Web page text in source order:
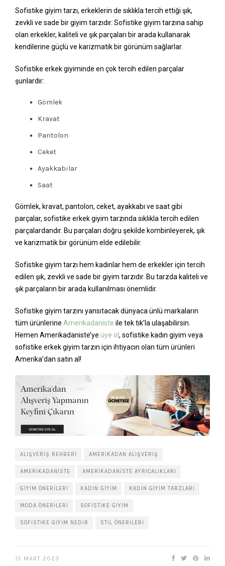
Sofistike giyim tarzı, erkeklerin de sıklıkla tercih ettiği şık,
zevkli ve sade bir giyim tarzıdır. Sofistike giyim tarzına sahip
olan erkekler, kaliteli ve şık parçaları bir arada kullanarak
kendilerine güçlü ve karizmatik bir görünüm sağlarlar.
Sofistike erkek giyiminde en çok tercih edilen parçalar
şunlardır:
Gömlek
Kravat
Pantolon
Ceket
Ayakkabılar
Saat
Gömlek, kravat, pantolon, ceket, ayakkabı ve saat gibi
parçalar, sofistike erkek giyim tarzında sıklıkla tercih edilen
parçalardandır. Bu parçaları doğru şekilde kombinleyerek, şık
ve karizmatik bir görünüm elde edilebilir.
Sofistike giyim tarzı hem kadınlar hem de erkekler için tercih
edilen şık, zevkli ve sade bir giyim tarzıdır. Bu tarzda kaliteli ve
şık parçaların bir arada kullanılması önemlidir.
Sofistike giyim tarzını yansıtacak dünyaca ünlü markaların
tüm ürünlerine Amerikadaniste ile tek tık’la ulaşabilirsin.
Hemen Amerikadaniste’ye üye ol , sofistike kadın giyim veya
sofistike erkek giyim tarzın için ihtiyacın olan tüm ürünleri
Amerika’dan satın al!
ALIŞVERIŞ REHBERI AMERIKADAN ALIŞVERIŞ
AMERIKADANISTE AMERIKADANISTE AYRICALIKLARI
GIYIM ÖNERILERI KADIN GIYIM KADIN GIYIM TARZLARI
MODA ÖNERILERI SOFISTIKE GIYIM
SOFISTIKE GIYIM NEDIR STIL ÖNERILERI
15 MART 2023